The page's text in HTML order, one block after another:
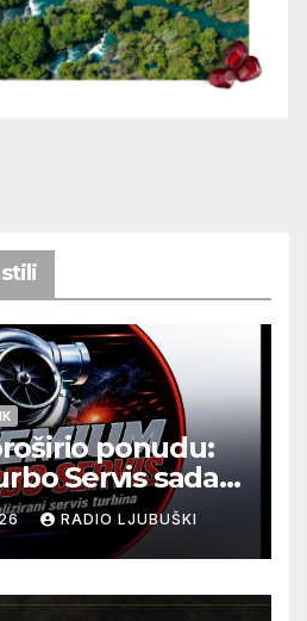
ponudu:
Servis sada
u Ljubuškom
RADIO LJUBUŠKI